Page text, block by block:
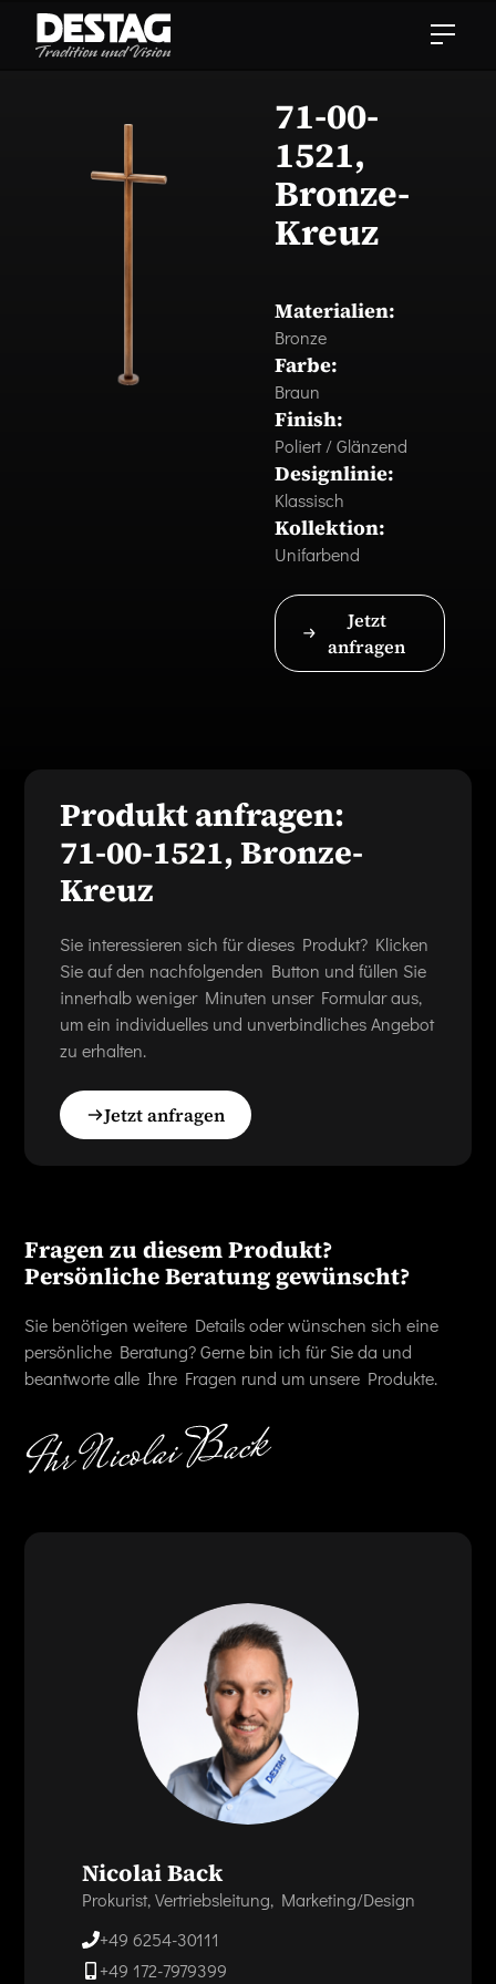
71-00-
1521,
Bronze-
Kreuz
Materialien:
Bronze
Farbe:
Braun
Finish:
Poliert / Glänzend
Designlinie:
Klassisch
Kollektion:
Unifarbend
Jetzt
anfragen
Produkt anfragen:
71-00-1521, Bronze-
Kreuz
Sie interessieren sich für dieses Produkt? Klicken
Sie auf den nachfolgenden Button und füllen Sie
innerhalb weniger Minuten unser Formular aus,
um ein individuelles und unverbindliches Angebot
zu erhalten.
Jetzt anfragen
Fragen zu diesem Produkt?
Persönliche Beratung gewünscht?
Sie benötigen weitere Details oder wünschen sich eine
persönliche Beratung? Gerne bin ich für Sie da und
beantworte alle Ihre Fragen rund um unsere Produkte.
Nicolai Back
Prokurist, Vertriebsleitung, Marketing/Design
+49 6254-30111
+49 172-7979399